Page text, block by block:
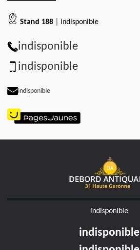
Stand 188 | indisponible
indisponible
indisponible
indisponible
indisponible
indisponible